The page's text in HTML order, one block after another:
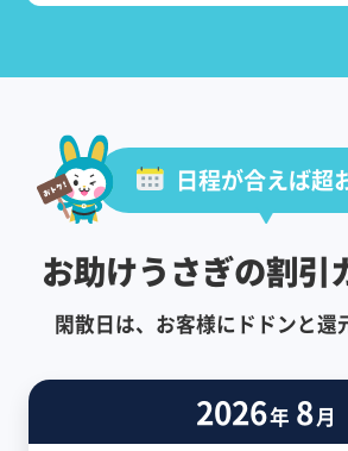
日程が合えば超
お助けうさぎの割引
閑散日は、お客様にドドンと還
2026年 8月